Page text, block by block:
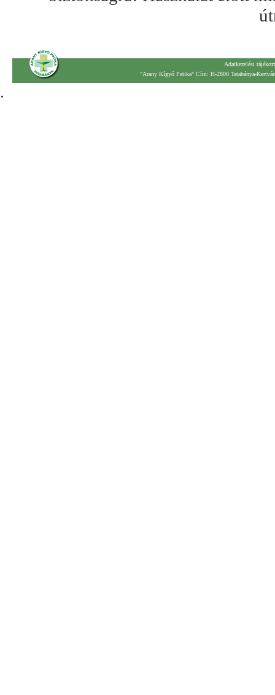
Adatkezelési
"Arany Kígyó Patika" Cím: H-2800 Tatabánya-
.